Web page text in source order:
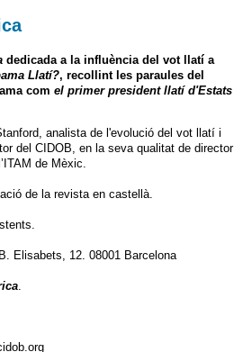
dedicada a la influència del vot llatí a
Llatí?, recollint les paraules del
com el primer president llatí d'Estats
analista de l'evolució del vot llatí i
del CIDOB, en la seva qualitat de director
de Mèxic.
de la revista en castellà.
Elisabets, 12. 08001 Barcelona
.